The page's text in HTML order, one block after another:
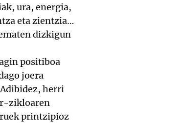
ura, energia,
eta zientzia…
dizkigun
positiboa
joera
herri
zikloaren
printzipioz